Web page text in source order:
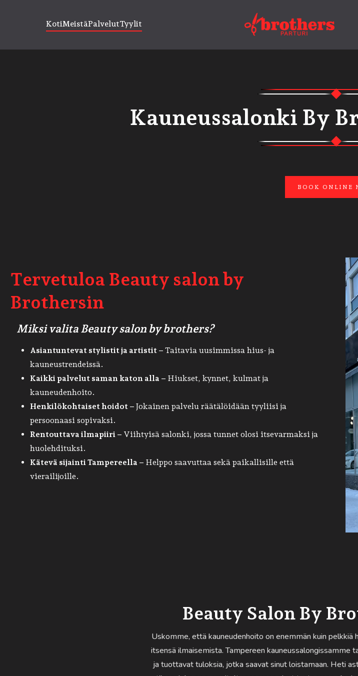
KotiMeistäPalvelutTyylit
Kauneussalonki By
BOOK ONLINE
Tervetuloa Beauty salon by
Brothersin
Miksi valita Beauty salon by brothers?
Asiantuntevat stylistit ja artistit – Taitavia uusimmissa hius- ja
kauneustrendeissä.
Kaikki palvelut saman katon alla – Hiukset, kynnet, kulmat ja
kauneudenhoito.
Henkilökohtaiset hoidot – Jokainen palvelu räätälöidään tyyliisi ja
persoonaasi sopivaksi.
Rentouttava ilmapiiri – Viihtyisä salonki, jossa tunnet olosi itsevarmaksi ja
huolehdituksi.
Kätevä sijainti Tampereella – Helppo saavuttaa sekä paikallisille että
vierailijoille.
Beauty Salon By
Uskomme, että kauneudenhoito on enemmän kuin
itsensä ilmaisemista. Tampereen
ja tuottavat tuloksia, jotka saavat sinut loistamaan. Heti